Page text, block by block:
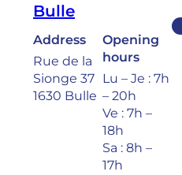
Bulle
Address
Rue de la
Sionge 37
1630 Bulle
Opening
hours
Lu – Je : 7h
– 20h
Ve : 7h –
18h
Sa : 8h –
17h